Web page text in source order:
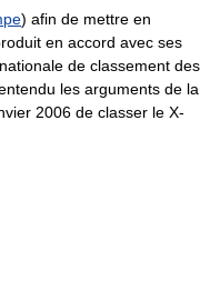
) afin de mettre en
en accord avec ses
de classement des
les arguments de la
2006 de classer le X-